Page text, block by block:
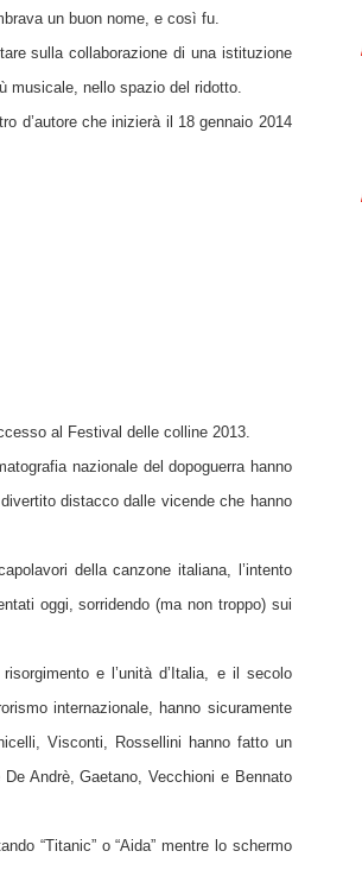
un buon nome, e così fu.
sulla collaborazione di una istituzione
musicale, nello spazio del ridotto.
d’autore che inizierà il 18 gennaio 2014
al Festival delle colline 2013.
nazionale del dopoguerra hanno
distacco dalle vicende che hanno
della canzone italiana, l’intento
oggi, sorridendo (ma non troppo) sui
e l’unità d’Italia, e il secolo
internazionale, hanno sicuramente
Visconti, Rossellini hanno fatto un
Andrè, Gaetano, Vecchioni e Bennato
“Titanic” o “Aida” mentre lo schermo